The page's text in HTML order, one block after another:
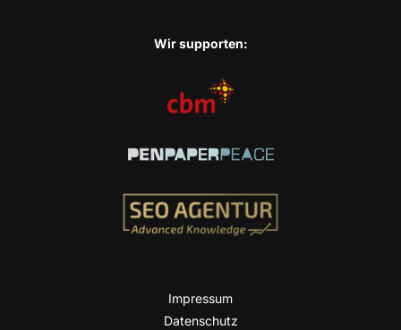
Wir sup­port­en:
Impres­sum
Daten­schutz